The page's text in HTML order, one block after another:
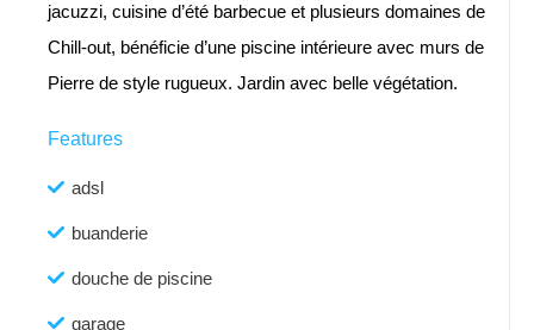
jacuzzi, cuisine d’été barbecue et plusieurs domaines de
Chill-out, bénéficie d’une piscine intérieure avec murs de
Pierre de style rugueux. Jardin avec belle végétation.
Features
adsl
buanderie
douche de piscine
garage